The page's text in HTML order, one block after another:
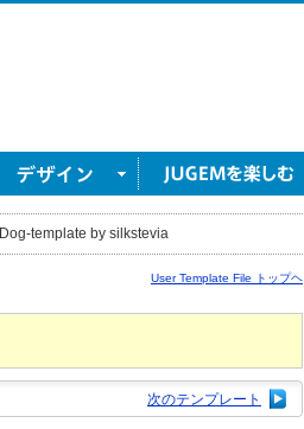
Dog-template by silkstevia
User Template File トップヘ
次のテンプレート